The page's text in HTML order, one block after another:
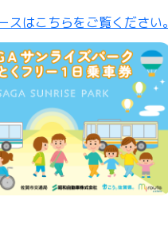
スはこちらをご覧ください。